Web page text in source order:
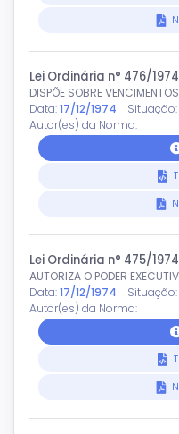
Lei Ordinária n° 476/1974
DISPÕE SOBRE
Data:17/12/1974 Situação:
Autor(es) da Norma:
Lei Ordinária n° 475/1974
AUTORIZA O PODER
Data:17/12/1974 Situação:
Autor(es) da Norma: